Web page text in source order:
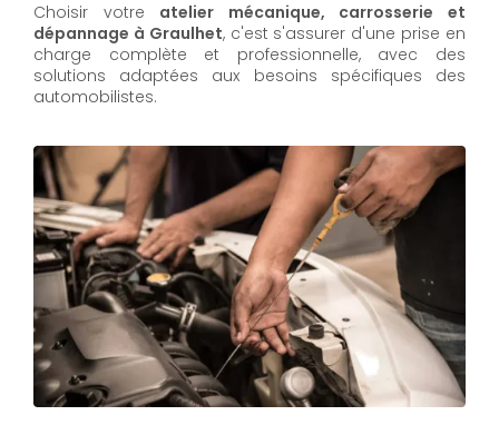
Choisir votre atelier mécanique, carrosserie et
dépannage à Graulhet, c'est s'assurer d'une prise en
charge complète et professionnelle, avec des
solutions adaptées aux besoins spécifiques des
automobilistes.